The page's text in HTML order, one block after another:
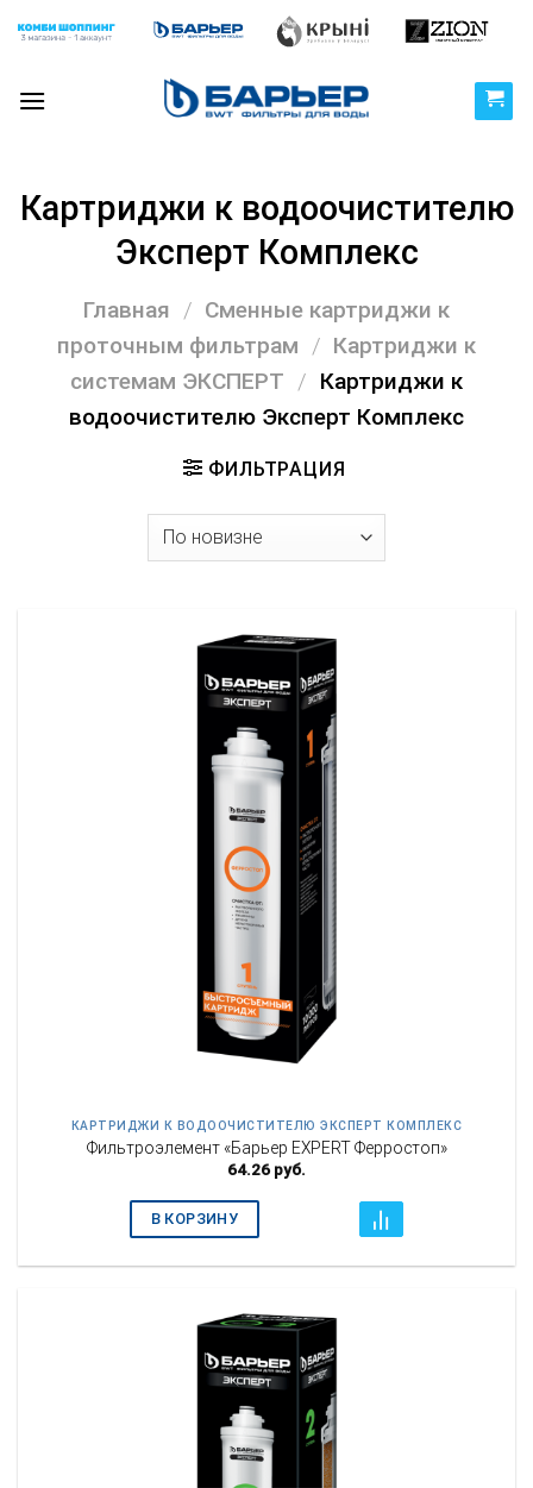
Картриджи к водоочистителю
Эксперт Комплекс
Главная / Сменные картриджи к
проточным фильтрам / Картриджи к
системам ЭКСПЕРТ / Картриджи к
водоочистителю Эксперт Комплекс
ФИЛЬТРАЦИЯ
КАРТРИДЖИ К ВОДООЧИСТИТЕЛЮ ЭКСПЕРТ КОМПЛЕКС
Фильтроэлемент «Барьер EXPERT Ферростоп»
64.26руб.
В КОРЗИНУ